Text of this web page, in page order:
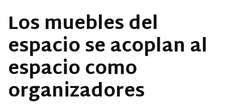
Los muebles del
espacio se acoplan al
espacio como
organizadores